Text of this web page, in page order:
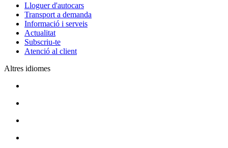
Lloguer d'autocars
Transport a demanda
Informació i serveis
Actualitat
Subscriu-te
Atenció al client
Altres idiomes